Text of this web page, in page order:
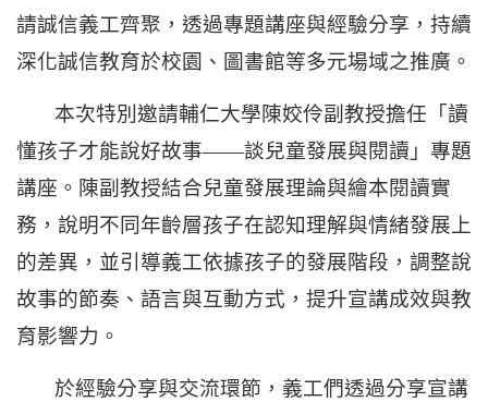
請誠信義工齊聚，透過專題講座與經驗分享，持續
深化誠信教育於校園、圖書館等多元場域之推廣。
本次特別邀請輔仁大學陳姣伶副教授擔任「讀
懂孩子才能說好故事——談兒童發展與閱讀」專題
講座。陳副教授結合兒童發展理論與繪本閱讀實
務，說明不同年齡層孩子在認知理解與情緒發展上
的差異，並引導義工依據孩子的發展階段，調整說
故事的節奏、語言與互動方式，提升宣講成效與教
育影響力。
於經驗分享與交流環節，義工們透過分享宣講